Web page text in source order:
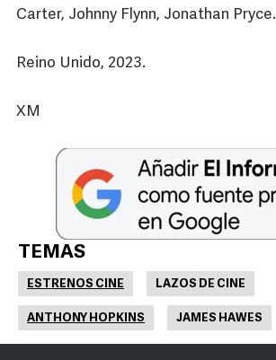
Carter, Johnny Flynn, Jonathan Pryce.
Reino Unido, 2023.
XM
TEMAS
ESTRENOS CINE LAZOS DE CINE
ANTHONY HOPKINS JAMES HAWES